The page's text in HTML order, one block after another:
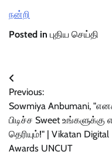
நன்றி
Posted in புதிய செய்தி
Post
navigation
Previous:
Sowmiya Anbumani,
பிடிச்ச Sweet உங்களுக்கு
தெரியும்!" | Vikatan Digital
Awards UNCUT